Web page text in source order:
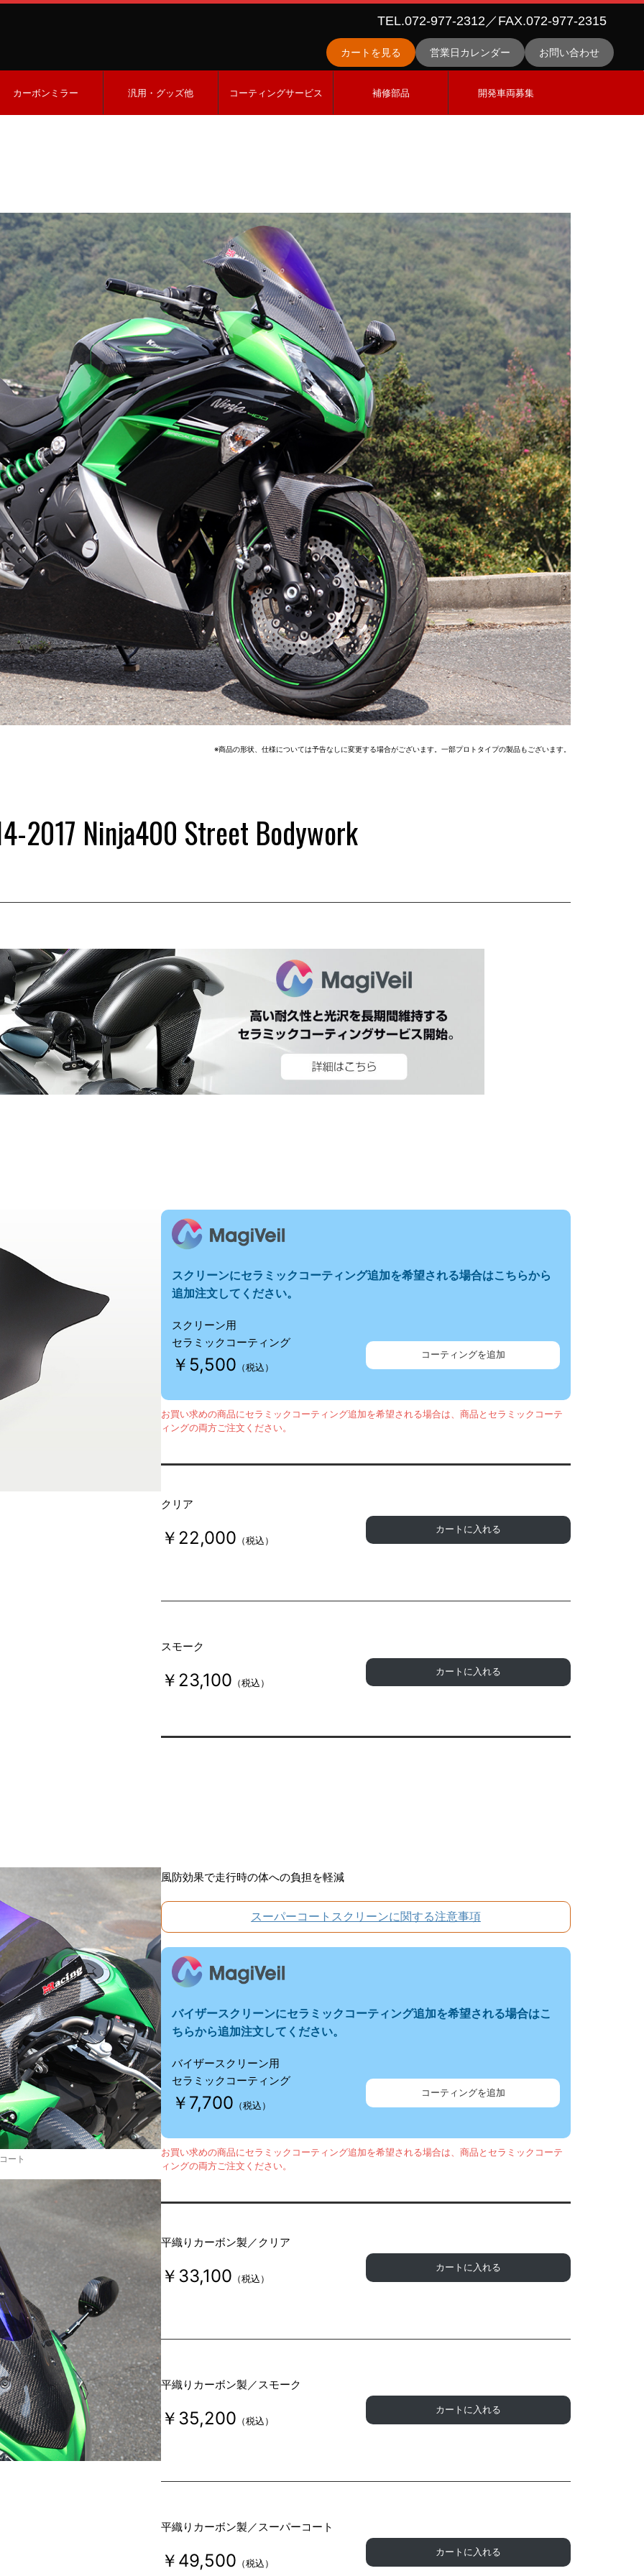
TEL.072-977-2312／FAX.072-977-2315
カートを見る 営業日カレンダー お問い合わせ
カーボンミラー 汎用・グッズ他 コーティングサービス 補修部品 開発車両募集
※商品の形状、仕様については予告なしに変更する場合がございます。一部プロトタイプの製品もございます。
2017 Ninja400 Street Bodywork
スクリーンにセラミックコーティング追加を希望される場合はこちらから
追加注文してください。
スクリーン用
セラミックコーティング
￥5,500 （税込）
コーティングを追加
お買い求めの商品にセラミックコーティング追加を希望される場合は、商品とセラミックコーテ
ィングの両方ご注文ください。
クリア
￥22,000 （税込）
カートに入れる
スモーク
￥23,100 （税込）
カートに入れる
ート
風防効果で走行時の体への負担を軽減
スーパーコートスクリーンに関する注意事項
バイザースクリーンにセラミックコーティング追加を希望される場合はこ
ちらから追加注文してください。
バイザースクリーン用
セラミックコーティング
￥7,700 （税込）
コーティングを追加
お買い求めの商品にセラミックコーティング追加を希望される場合は、商品とセラミックコーテ
ィングの両方ご注文ください。
平織りカーボン製／クリア
￥33,100 （税込）
カートに入れる
平織りカーボン製／スモーク
￥35,200 （税込）
カートに入れる
平織りカーボン製／スーパーコート
￥49,500 （税込）
カートに入れる